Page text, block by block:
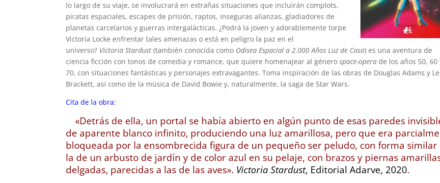
lo largo de su viaje, se involucrará en extrañas situaciones que incluirán complots,
piratas espaciales, escapes de prisión, raptos, inseguras alianzas, gladiadores de
planetas carcelarios y guerras intergalácticas. ¿Podrá la joven y adorablemente torpe
Victoria Locke enfrentar tales amenazas o está en peligro la paz en el
universo? Victoria Stardust (también conocida como Odisea Espacial a 2.000 Años Luz de Casa) es una aventura de
ciencia ficción con tonos de comedia y romance, que quiere homenajear al génerospace-opera de los años 50, 60
70, con situaciones fantásticas y personajes extravagantes. Toma inspiración de las obras de Douglas Adams y
Brackett, así como de la música de David Bowie y, naturalmente, la saga de Star Wars.
Cita de la obra:
«Detrás de ella, un portal se había abierto en algún punto de esas paredes
de aparente blanco infinito, produciendo una luz amarillosa, pero que era
bloqueada por la ensombrecida figura de un pequeño ser peludo, con forma similar
la de un arbusto de jardín y de color azul en su pelaje, con brazos y piernas
delgadas, parecidas a las de las aves». Victoria Stardust, Editorial Adarve, 2020.